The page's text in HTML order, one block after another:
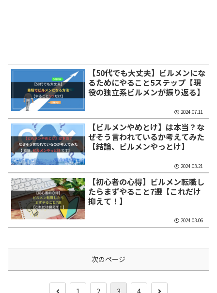
【50代でも大丈夫】ビルメンにな
るためにやること5ステップ【現
役の独立系ビルメンが振り返る】
2024.07.11
【ビルメンやめとけ】は本当？な
ぜそう言われているか考えてみた
【結論、ビルメンやっとけ】
2024.03.21
【初心者の心得】ビルメン転職し
たらまずやること7選【これだけ
抑えて！】
2024.03.06
次のページ
前 1 2 3 4 次